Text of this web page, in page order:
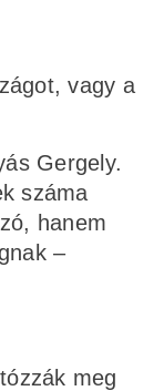
vagy a
Gergely.
száma
hanem
–
meg